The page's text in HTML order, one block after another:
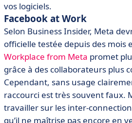
vos logiciels.
Facebook at Work
Selon Business Insider, Meta
officielle testée depuis des mois
Workplace from Meta promet
grâce à des collaborateurs plus
Cependant, sans usage
raccourci est très souvent faux.
travailler sur les inter-
qu’il ne maîtrise pas encore en